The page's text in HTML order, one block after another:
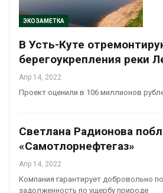
ЭКОЗАМЕТКА
В Усть-Куте
берегоукрепления реки
Апр 14, 2022
Проект оценили в 106 миллионов
Светлана Радионова
«Самотлорнефтегаз»
Апр 14, 2022
Компания гарантирует добровольно
задолженность по ущербу природе